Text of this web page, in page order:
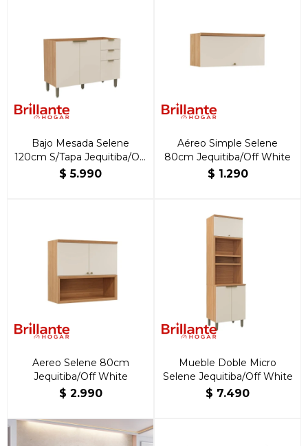
Bajo Mesada Selene
120cm S/Tapa Jequitiba/Off
White
$ 5.990
Aéreo Simple Selene
80cm Jequitiba/Off White
$ 1.290
Aereo Selene 80cm
Jequitiba/Off White
$ 2.990
Mueble Doble Micro
Selene Jequitiba/Off White
$ 7.490